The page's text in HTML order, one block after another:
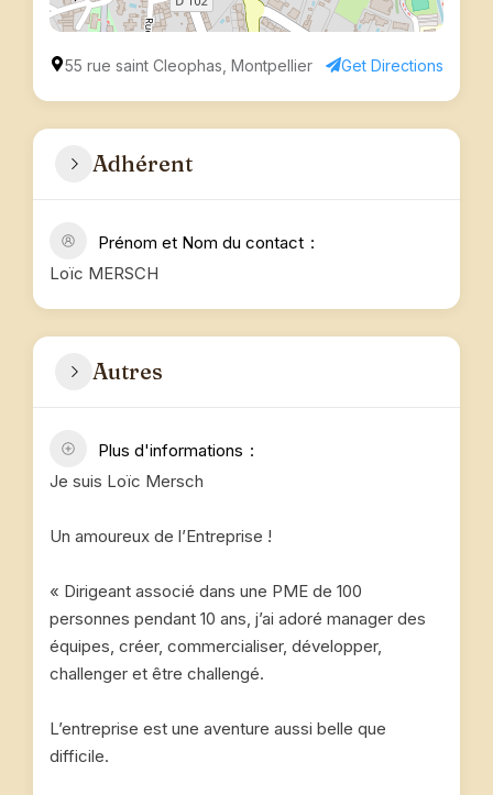
55 rue saint Cleophas, Montpellier Get Directions
Adhérent
Prénom et Nom du contact
Loïc MERSCH
Autres
Plus d'informations
Je suis Loïc Mersch
Un amoureux de l’Entreprise !
« Dirigeant associé dans une PME de 100
personnes pendant 10 ans, j’ai adoré manager des
équipes, créer, commercialiser, développer,
challenger et être challengé.
L’entreprise est une aventure aussi belle que
difficile.